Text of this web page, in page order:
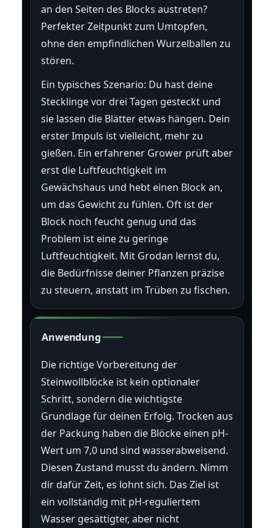
an den Seiten des Blocks austreten?
Perfekter Zeitpunkt zum Umtopfen,
ohne den empfindlichen Wurzelballen zu
stören.
Ein typisches Szenario: Du hast deine
Stecklinge vor drei Tagen gesteckt und
sie lassen die Blätter etwas hängen. Dein
erster Impuls ist vielleicht, mehr zu
gießen. Ein erfahrener Grower prüft aber
erst die Luftfeuchtigkeit im
Gewächshaus und hebt einen Block an,
um das Gewicht zu fühlen. Oft ist der
Block noch feucht genug und das
Problem ist eine zu geringe
Luftfeuchtigkeit. Mit Grodan lernst du,
die Bedürfnisse deiner Pflanzen präzise
zu steuern, anstatt im Trüben zu fischen.
Anwendung
Die richtige Vorbereitung der
Steinwollblöcke ist kein optionaler
Schritt, sondern die wichtigste
Grundlage für deinen Erfolg. Trocken aus
der Packung haben die Blöcke einen pH-
Wert um 7,0 und sind wasserabweisend.
Diesen Zustand musst du ändern. Nimm
dir dafür Zeit, es lohnt sich. Das Ziel ist
ein vollständig mit pH-reguliertem
Wasser gesättigter, aber nicht